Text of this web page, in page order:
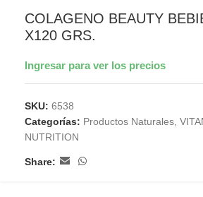
COLAGENO BEAUTY
X120 GRS.
Ingresar para ver los precios
SKU: 6538
Categorías: Productos Naturales
NUTRITION
Share: